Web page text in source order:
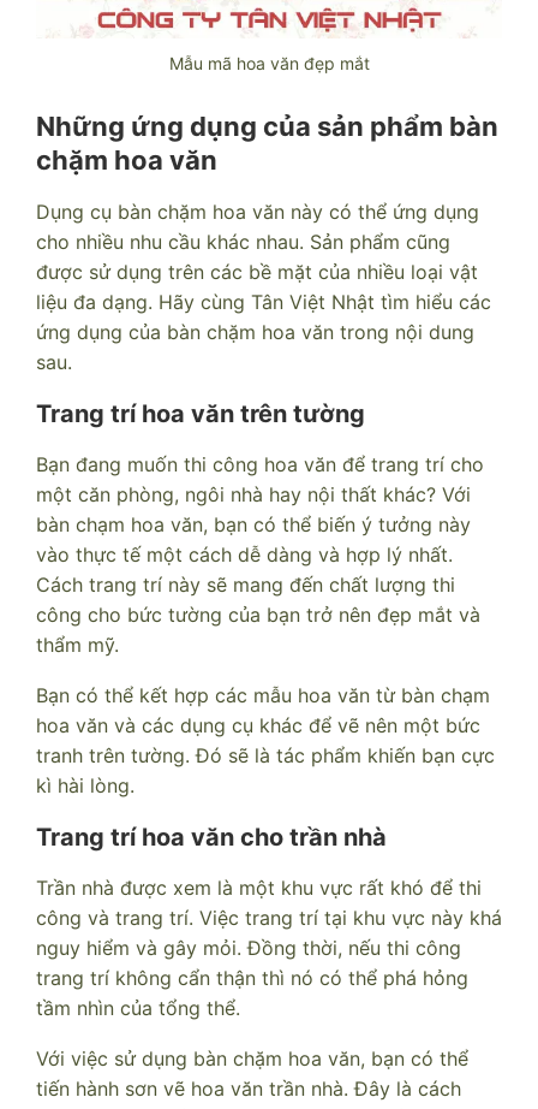
Mẫu mã hoa văn đẹp mắt
Những ứng dụng của sản phẩm bàn
chặm hoa văn
Dụng cụ bàn chặm hoa văn này có thể ứng dụng
cho nhiều nhu cầu khác nhau. Sản phẩm cũng
được sử dụng trên các bề mặt của nhiều loại vật
liệu đa dạng. Hãy cùng Tân Việt Nhật tìm hiểu các
ứng dụng của bàn chặm hoa văn trong nội dung
sau.
Trang trí hoa văn trên tường
Bạn đang muốn thi công hoa văn để trang trí cho
một căn phòng, ngôi nhà hay nội thất khác? Với
bàn chạm hoa văn, bạn có thể biến ý tưởng này
vào thực tế một cách dễ dàng và hợp lý nhất.
Cách trang trí này sẽ mang đến chất lượng thi
công cho bức tường của bạn trở nên đẹp mắt và
thẩm mỹ.
Bạn có thể kết hợp các mẫu hoa văn từ bàn chạm
hoa văn và các dụng cụ khác để vẽ nên một bức
tranh trên tường. Đó sẽ là tác phẩm khiến bạn cực
kì hài lòng.
Trang trí hoa văn cho trần nhà
Trần nhà được xem là một khu vực rất khó để thi
công và trang trí. Việc trang trí tại khu vực này khá
nguy hiểm và gây mỏi. Đồng thời, nếu thi công
trang trí không cẩn thận thì nó có thể phá hỏng
tầm nhìn của tổng thể.
Với việc sử dụng bàn chặm hoa văn, bạn có thể
tiến hành sơn vẽ hoa văn trần nhà. Đây là cách